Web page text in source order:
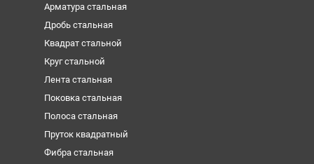
Арматура стальная
Дробь стальная
Квадрат стальной
Круг стальной
Лента стальная
Поковка стальная
Полоса стальная
Пруток квадратный
Фибра стальная